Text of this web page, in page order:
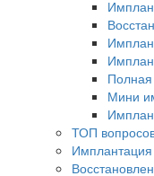
Мини
ТОП